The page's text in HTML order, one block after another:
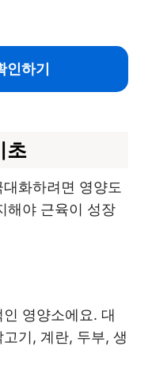
인하기
초
화하려면 영양도
해야 근육이 성장
영양소에요. 대
기, 계란, 두부, 생